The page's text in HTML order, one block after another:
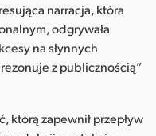
narracja, która
odgrywała
na słynnych
z publicznością”
którą zapewnił przepływ